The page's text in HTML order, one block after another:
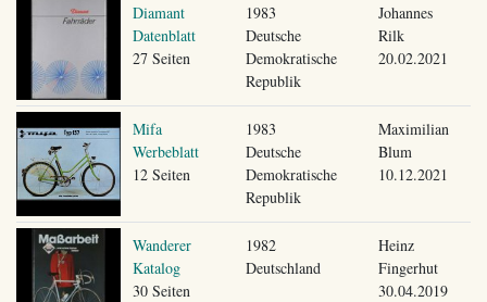
Diamant
Datenblatt
27 Seiten
1983
Deutsche
Demokratische
Republik
Johannes
Rilk
20.02.2021
Mifa
Werbeblatt
12 Seiten
1983
Deutsche
Demokratische
Republik
Maximilian
Blum
10.12.2021
Wanderer
Katalog
30 Seiten
1982
Deutschland
Heinz
Fingerhut
30.04.2019